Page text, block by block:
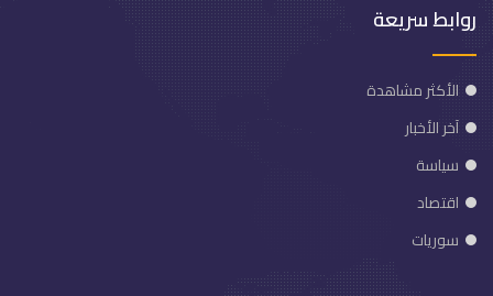
روابط سريعة
الأكثر مشاهدة
آخر الأخبار
سياسة
اقتصاد
سوريات